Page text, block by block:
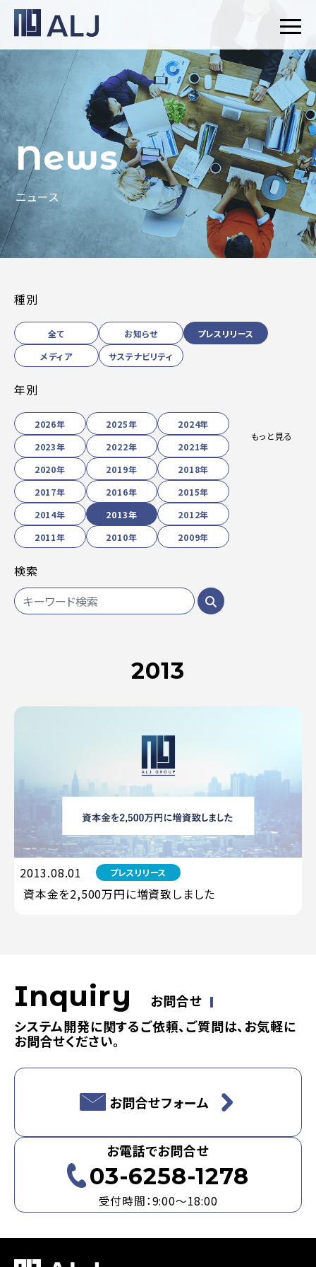
News
ニュース
種別
全て お知らせ
プレスリリース
メディア
サステナビリティ
年別
2026年 2025年
2024年
2023年
2022年
2021年
2020年
2019年
2018年
2017年
2016年
2015年
2014年
2013年
2012年
2011年
2010年 2009年
もっと見る
検索
2013
2013.08.01 プレスリリース
資本金を2,500万円に増資致しました
Inquiry
お問合せ
システム開発に関するご依頼、ご質問は、お気軽に
お問合せください。
お問合せフォーム
お電話でお問合せ
03-6258-1278
受付時間：9:00～18:00